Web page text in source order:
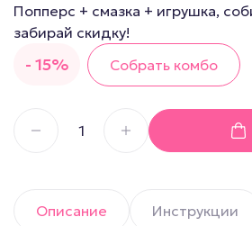
- 15%
Попперс + смазка + игрушка,
забирай скидку!
Собрать комбо
Описание Инструкции